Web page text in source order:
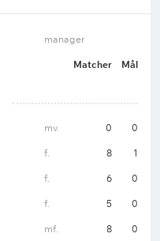
manager
Matcher Mål
mv. 0 0
f. 8 1
f. 6 0
f. 5 0
mf. 8 0